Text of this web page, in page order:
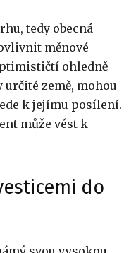
tedy obecná
měnové
ohledně
země, mohou
k jejímu posílení.
může vést k
do